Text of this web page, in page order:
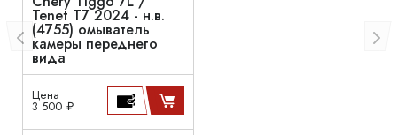
Tenet T7 2024 - н.в.
(4755) омыватель
камеры переднего
вида
Цена
3 500 ₽